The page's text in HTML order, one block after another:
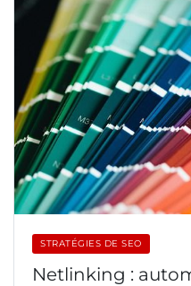
STRATÉGIES DE SEO
Netlinking :